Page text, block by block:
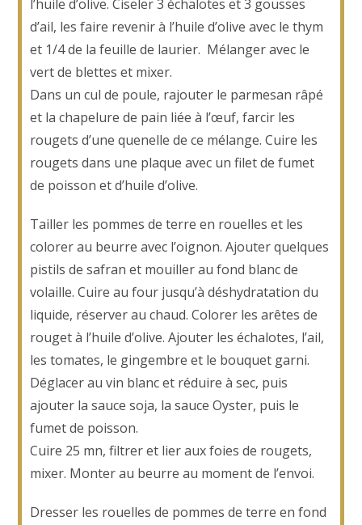
l’huile d’olive. Ciseler 3 échalotes et 3 gousses
d’ail, les faire revenir à l’huile d’olive avec le thym
et 1/4 de la feuille de laurier. Mélanger avec le
vert de blettes et mixer.
Dans un cul de poule, rajouter le parmesan râpé
et la chapelure de pain liée à l’œuf, farcir les
rougets d’une quenelle de ce mélange. Cuire les
rougets dans une plaque avec un filet de fumet
de poisson et d’huile d’olive.
Tailler les pommes de terre en rouelles et les
colorer au beurre avec l’oignon. Ajouter quelques
pistils de safran et mouiller au fond blanc de
volaille. Cuire au four jusqu’à déshydratation du
liquide, réserver au chaud. Colorer les arêtes de
rouget à l’huile d’olive. Ajouter les échalotes, l’ail,
les tomates, le gingembre et le bouquet garni.
Déglacer au vin blanc et réduire à sec, puis
ajouter la sauce soja, la sauce Oyster, puis le
fumet de poisson.
Cuire 25 mn, filtrer et lier aux foies de rougets,
mixer. Monter au beurre au moment de l’envoi.
Dresser les rouelles de pommes de terre en fond